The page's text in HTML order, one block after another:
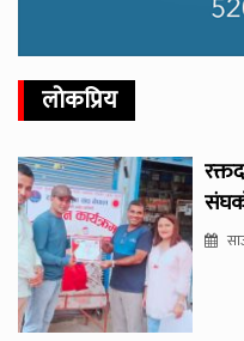
लोकप्रिय